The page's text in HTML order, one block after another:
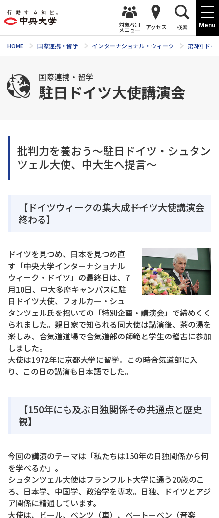
Menu
対象者別
メニュー アクセス 検索
HOME 国際連携・留学 インターナショナル・ウィーク 第3回 ドイ
国際連携・留学
駐日ドイツ大使講演会
批判力を養おう～駐日ドイツ・シュタン
ツェル大使、中大生へ提言～
【ドイツウィークの集大成――ドイツ大使講演会
終わる】
ドイツを見つめ、日本を見つめ直
す「中央大学インターナショナル
ウィーク・ドイツ」の最終日は、7
月10日、中大多摩キャンパスに駐
日ドイツ大使、フォルカー・シュ
タンツェル氏を招いての「特別企画・講演会」で締めくく
られました。親日家で知られる同大使は講演後、茶の湯を
楽しみ、合気道道場で合気道部の師範と学生の稽古に参加
しました。
大使は1972年に京都大学に留学。この時合気道部に入
り、この日の講演も日本語でした。
【150年にも及ぶ日独関係――その共通点と歴史
観】
今回の講演のテーマは「私たちは150年の日独関係から何
を学べるか」。
シュタンツェル大使はフランフルト大学に通う20歳のこ
ろ、日本学、中国学、政治学を専攻。日独、ドイツとアジ
ア関係に精通しています。
大使は、ビール、ベンツ（車）、ベートーベン（音楽